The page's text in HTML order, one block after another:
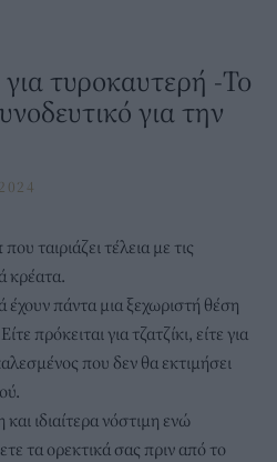
τυροκαυτερή -To
για την
που ταιριάζει τέλεια με τις
κρέατα.
έχουν πάντα μια ξεχωριστή θέση
πρόκειται γιατζατζίκι, είτε για
που δεν θα εκτιμήσει
ιδιαίτερα νόστιμη ενώ
τα ορεκτικά σας πριν από το